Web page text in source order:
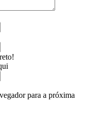
para a próxima